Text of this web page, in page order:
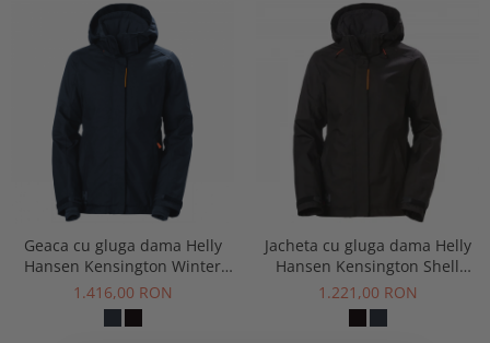
Geaca cu gluga dama Helly
Hansen Kensington Winter
Jacket
1.416,00 RON
Jacheta cu gluga dama Helly
Hansen Kensington Shell
Jacket
1.221,00 RON